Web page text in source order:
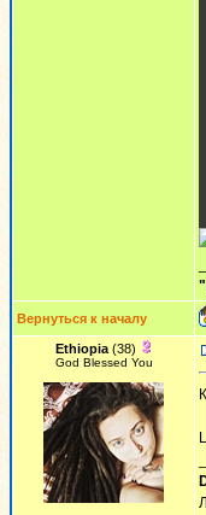
Вернуться к началу
Ethiopia(38)
God Blessed You